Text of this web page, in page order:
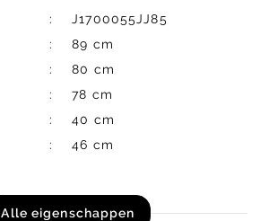
J1700055JJ85
89 cm
80 cm
78 cm
40 cm
46 cm
Alle eigenschappen